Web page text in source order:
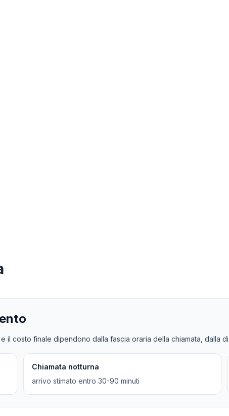
il costo finale dipendono dalla fascia oraria della chiamata, dalla
Chiamata notturna
arrivo stimato entro 30-90 minuti